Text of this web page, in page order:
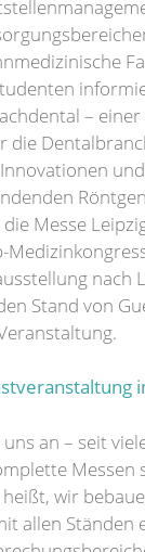
–
die
Messe
nach
Stand von
an – seit
Messen
wir
allen Ständen